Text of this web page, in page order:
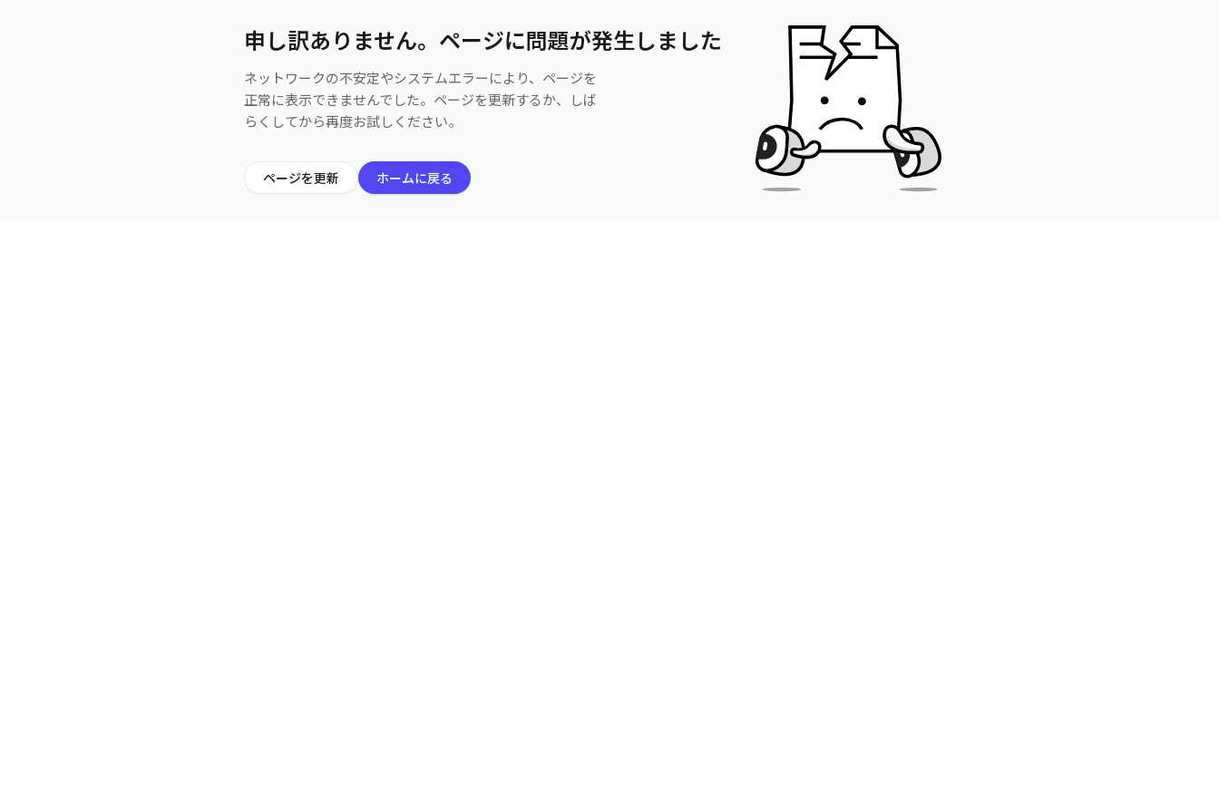
申し訳ありません。ページに問題が発生しました
ネットワークの不安定やシステムエラーにより、ページを
正常に表示できませんでした。ページを更新するか、しば
らくしてから再度お試しください。
ページを更新 ホームに戻る